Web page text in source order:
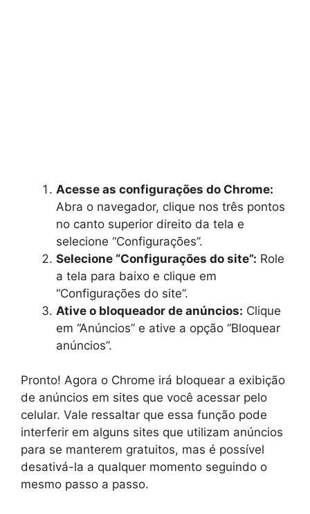
Acesse as configurações do Chrome:
Abra o navegador, clique nos três pontos
no canto superior direito da tela e
selecione “Configurações”.
Selecione “Configurações do site”: Role
a tela para baixo e clique em
“Configurações do site”.
Ative o bloqueador de anúncios: Clique
em “Anúncios” e ative a opção “Bloquear
anúncios”.
Pronto! Agora o Chrome irá bloquear a exibição
de anúncios em sites que você acessar pelo
celular. Vale ressaltar que essa função pode
interferir em alguns sites que utilizam anúncios
para se manterem gratuitos, mas é possível
desativá-la a qualquer momento seguindo o
mesmo passo a passo.